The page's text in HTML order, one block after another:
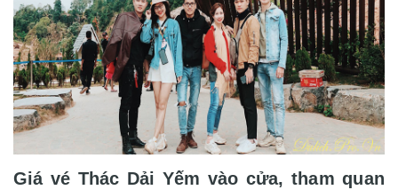
Giá vé Thác Dải Yếm vào cửa, tham quan